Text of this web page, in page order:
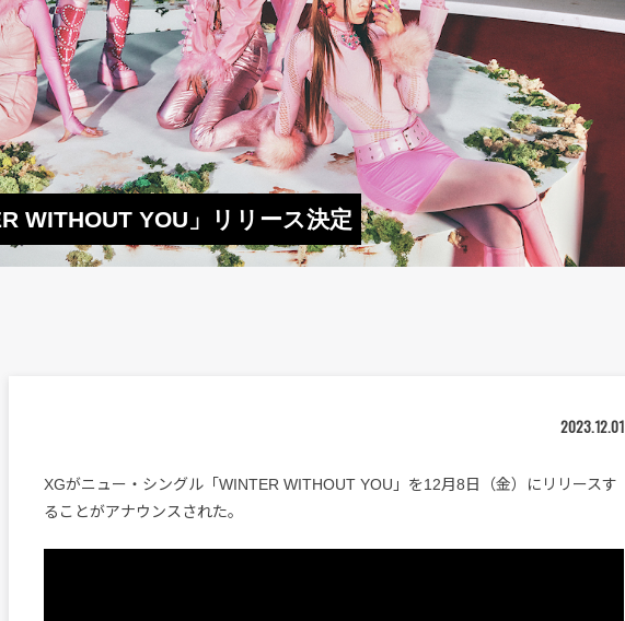
WITHOUT YOU」リリース決定
2023.12.01
XGがニュー・シングル「WINTER WITHOUT YOU」を12月8日（金）にリリースす
ることがアナウンスされた。